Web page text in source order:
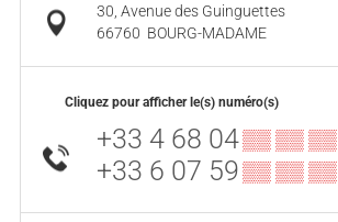
30, Avenue des Guinguettes
66760 BOURG-MADAME
Cliquez pour afficher le(s) numéro(s)
+33 4 68 04▒▒ ▒▒ ▒▒
+33 6 07 59▒▒ ▒▒ ▒▒